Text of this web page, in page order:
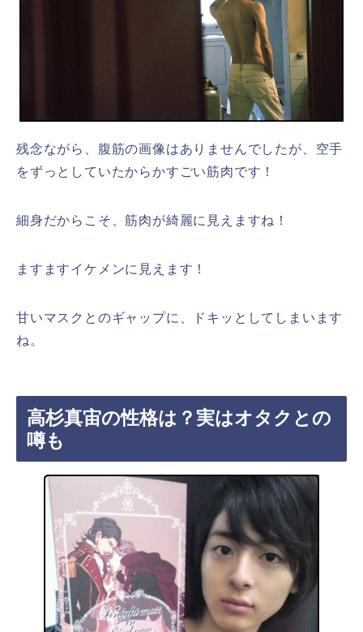
残念ながら、腹筋の画像はありませんでしたが、空手
をずっとしていたからかすごい筋肉です！
細身だからこそ、筋肉が綺麗に見えますね！
ますますイケメンに見えます！
甘いマスクとのギャップに、ドキッとしてしまいます
ね。
高杉真宙の性格は？実はオタクとの
噂も